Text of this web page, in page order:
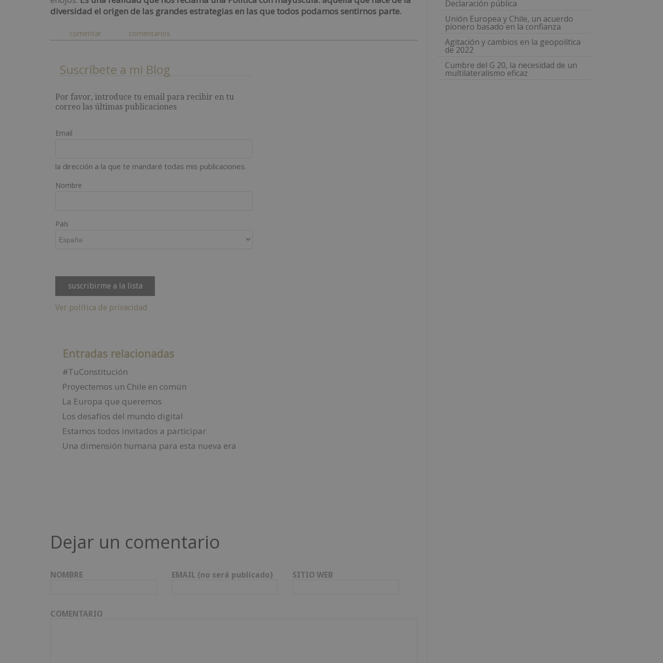
diversidad el origen de las grandes estrategias en las que todos podamos sentirnos parte.
comentar comentarios
Suscríbete a mi Blog
Por favor, introduce tu email para recibir en tu
correo las últimas publicaciones
Email
la dirección a la que te mandaré todas mis publicaciones.
Nombre
País
Ver política de privacidad
Entradas relacionadas
#TuConstitución
Proyectemos un Chile en común
La Europa que queremos
Los desafíos del mundo digital
Estamos todos invitados a participar
Una dimensión humana para esta nueva era
Dejar un comentario
NOMBRE EMAIL (no será publicado) SITIO WEB
COMENTARIO
Declaración pública
Unión Europea y Chile, un acuerdo
pionero basado en la confianza
Agitación y cambios en la geopolítica
de 2022
Cumbre del G 20, la necesidad de un
multilateralismo eficaz